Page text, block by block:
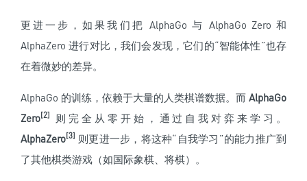
更进一步，如果我们把 AlphaGo 与 AlphaGo Zero 和
AlphaZero 进行对比，我们会发现，它们的“智能体性”也存
在着微妙的差异。
AlphaGo 的训练，依赖于大量的人类棋谱数据。而 AlphaGo
Zero[2]
则完全从零开始，通过自我对弈来学习。
AlphaZero[3] 则更进一步，将这种“自我学习”的能力推广到
了其他棋类游戏（如国际象棋、将棋）。